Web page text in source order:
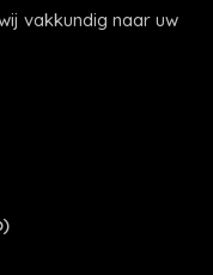
vakkundig naar uw